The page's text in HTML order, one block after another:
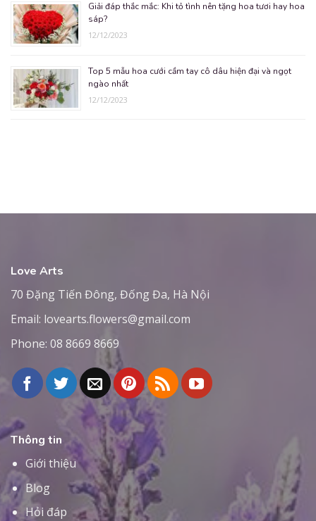
Giải đáp thắc mắc: Khi tỏ tình nên tặng hoa tươi hay hoa
sáp?
12/12/2023
Top 5 mẫu hoa cưới cầm tay cô dâu hiện đại và ngọt
ngào nhất
12/12/2023
Love Arts
70 Đặng Tiến Đông, Đống Đa, Hà Nội
Email: lovearts.flowers@gmail.com
Phone: 08 8669 8669
Thông tin
Giới thiệu
Blog
Hỏi đáp